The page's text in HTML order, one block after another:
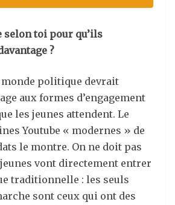
selon toi pour qu’ils
?
monde politique devrait
aux formes d’engagement
les jeunes attendent. Le
Youtube « modernes » de
le montre. On ne doit pas
vont directement entrer
traditionnelle : les seuls
sont ceux qui ont des